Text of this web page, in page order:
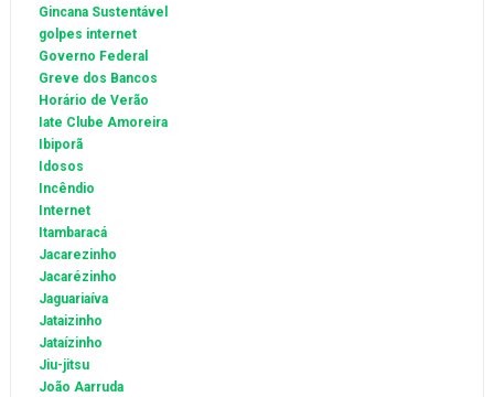
Gincana Sustentável
golpes internet
Governo Federal
Greve dos Bancos
Horário de Verão
Iate Clube Amoreira
Ibiporã
Idosos
Incêndio
Internet
Itambaracá
Jacarezinho
Jacarézinho
Jaguariaíva
Jataizinho
Jataízinho
Jiu-jitsu
João Aarruda